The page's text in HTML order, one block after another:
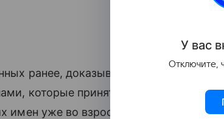
ранее, доказывается, что учителя
которые принято считать
имен уже во взрослом возрасте
У вас
Отключите,